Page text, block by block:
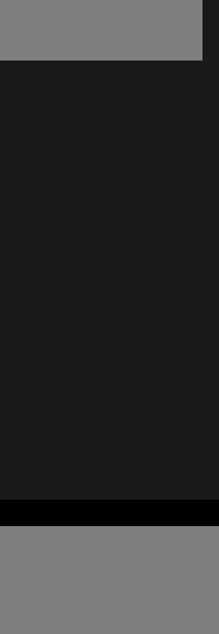
en nueva ventana)
nueva ventana)